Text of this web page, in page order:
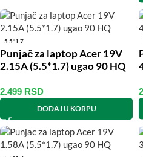
5.5*1.7
Punjač za laptop Acer 19V
2.15A (5.5*1.7) ugao 90 HQ
2.499 RSD
DODAJ U KORPU